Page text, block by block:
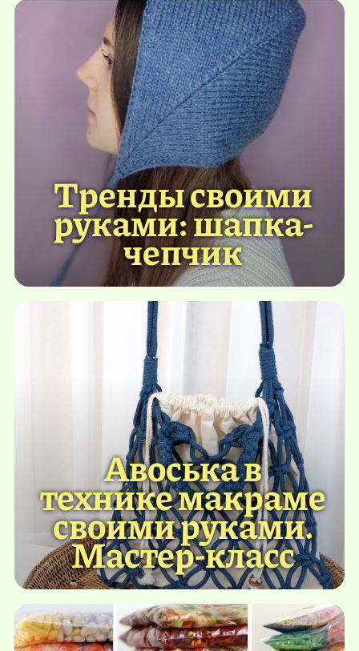
Тренды своими
руками: шапка-
чепчик
Авоська в
технике макраме
своими руками.
Мастер-класс